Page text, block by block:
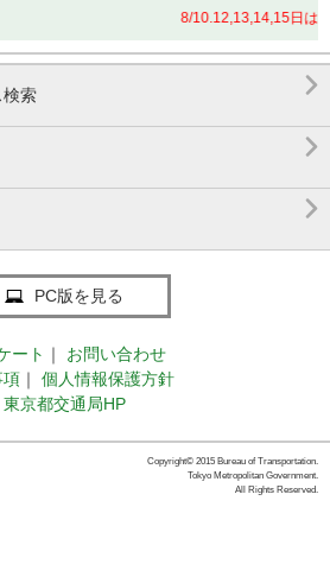
8/10.12,13,14,15日は
検索 


PC版を見る
ート ｜
お問い合わせ
項 ｜
個人情報保護方針
東京都交通局HP
Copyright© 2015 Bureau of Transportation.
Tokyo Metropolitan Government.
All Rights Reserved.